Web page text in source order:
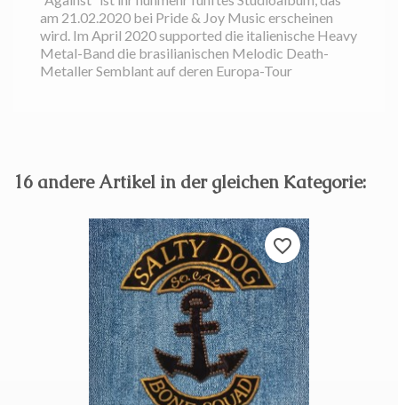
am 21.02.2020 bei Pride & Joy Music erscheinen
wird. Im April 2020 supported die italienische Heavy
Metal-Band die brasilianischen Melodic Death-
Metaller Semblant auf deren Europa-Tour
16 andere Artikel in der gleichen Kategorie:
favorite_border